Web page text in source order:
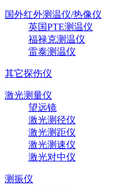
国外红外测温仪/热像仪
英国PTE测温仪
福禄克测温仪
雷泰测温仪
其它探伤仪
激光测量仪
望远镜
激光测径仪
激光测距仪
激光测速仪
激光对中仪
测振仪